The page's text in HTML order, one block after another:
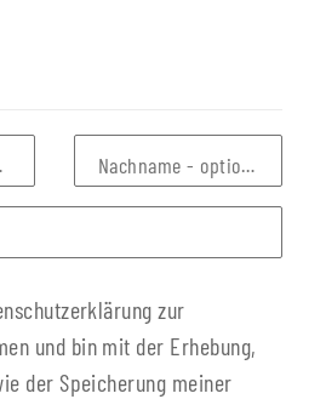
Nachname - optionale
zur
und bin mit der Erhebung,
der Speicherung meiner